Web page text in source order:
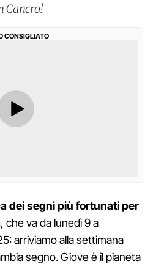
Cancro!
CONSIGLIATO
dei segni più fortunati per
, che va da lunedì 9 a
arriviamo alla settimana
segno. Giove è il pianeta